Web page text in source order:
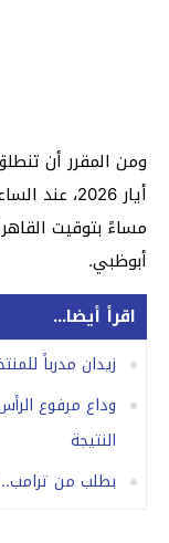
أيار 2026،
مساءً بتوقيت
أبوظبي.
اقرأ أيضا...
زيدان مدرباً
وداع مرفوع
النتيجة
بطلب من